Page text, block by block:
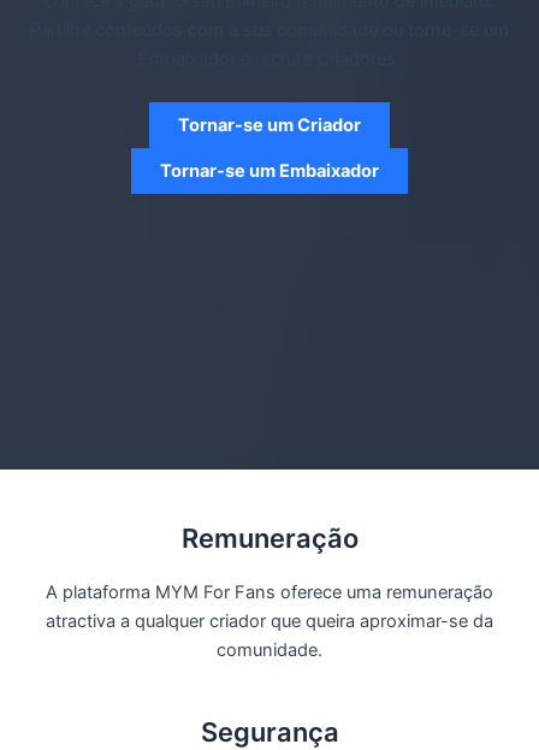
Tornar-se um Criador
Tornar-se um Embaixador
Remuneração
A plataforma MYM For Fans oferece uma remuneração
atractiva a qualquer criador que queira aproximar-se da
comunidade.
Segurança